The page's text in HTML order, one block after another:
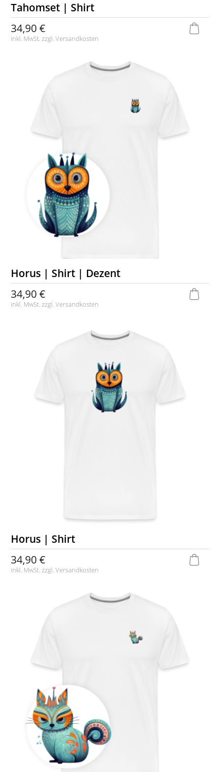
Tahomset | Shirt
34,90 €
inkl. MwSt. zzgl.Versandkosten
Horus | Shirt | Dezent
34,90 €
inkl. MwSt. zzgl.Versandkosten
Horus | Shirt
34,90 €
inkl. MwSt. zzgl.Versandkosten